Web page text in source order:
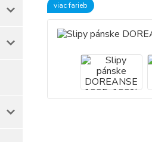
viac farieb